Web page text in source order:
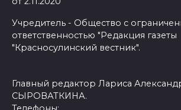
Учредитель - Общество с
ответственностью "Редакция газеты
"Красносулинский вестник".
Главный редактор Лариса
СЫРОВАТКИНА.